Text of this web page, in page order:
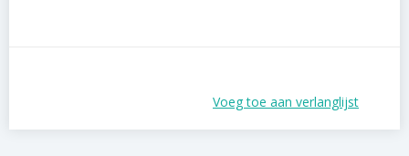
Voeg toe aan verlanglijst